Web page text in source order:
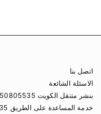
اتصل بنا
الاسئلة الشائعة
بنشر متنقل الكويت 50805535 بنشر تبديل تواير وبطاريات سيارات